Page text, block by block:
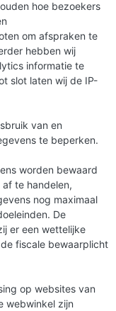
hoe bezoekers
om afspraken te
hebben wij
informatie te
slot laten wij de IP-
van en
te beperken.
worden bewaard
te handelen,
nog maximaal
De
er een wettelijke
fiscale bewaarplicht
op websites van
webwinkel zijn